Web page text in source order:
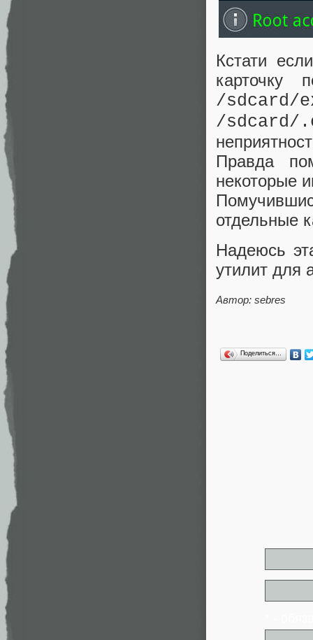
Кстати
карточку
/sdcard/
/sdcard/
Правда
некоторые
отдельные
Надеюсь
утилит для
Автор: sebres
Поделиться…